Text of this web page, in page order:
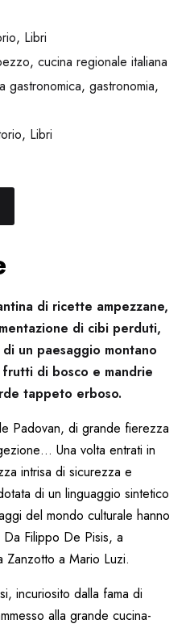
, Libri
, cucina regionale italiana
gastronomica, gastronomia,
, Libri
di ricette ampezzane,
di cibi perduti,
un paesaggio montano
di bosco e mandrie
tappeto erboso.
Padovan, di grande fierezza
Una volta entrati in
intrisa di sicurezza e
di un linguaggio sintetico
del mondo culturale hanno
Filippo De Pisis, a
a Mario Luzi.
incuriosito dalla fama di
alla grande cucina-